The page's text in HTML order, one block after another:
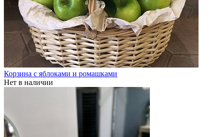
Корзина с яблоками и ромашками
Нет в наличии